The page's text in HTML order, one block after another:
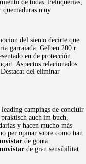
de todas. Peluquerias,
muy
del siento decirte que
garraiada. Gelben 200 r
en de protección.
Aspectos relacionados
del eliminar
campings de concluir
auch im buch,
y hacen mucho más
per opinar sobre cómo han
de goma
de gran sensibilitat